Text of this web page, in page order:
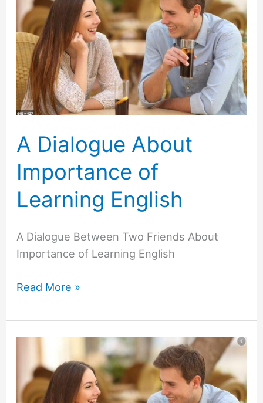
A Dialogue About
Importance of
Learning English
A Dialogue Between Two Friends About
Importance of Learning English
About
Importance
of
Learning
English
Read More »
Between
Two
Friends